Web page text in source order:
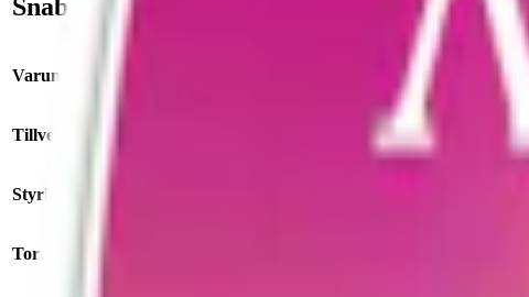
Snabb fakta om XQS Tropical 4 mg Milt Vitt
Varumärke: XQS
Tillverkare: STG (Scandinavian Tobacco Group)
Styrka:
Torrhet: